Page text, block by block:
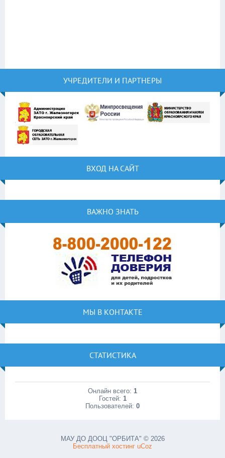
УЧРЕДИТЕЛИ И ПАРТНЕРЫ
ВХОД НА САЙТ
ВАЖНО ЗНАТЬ
МЫ В КОНТАКТЕ
СТАТИСТИКА
Онлайн всего: 1
Гостей: 1
Пользователей: 0
МАУ ДО ДООЦ "ОРБИТА" © 2026
Бесплатный хостинг uCoz